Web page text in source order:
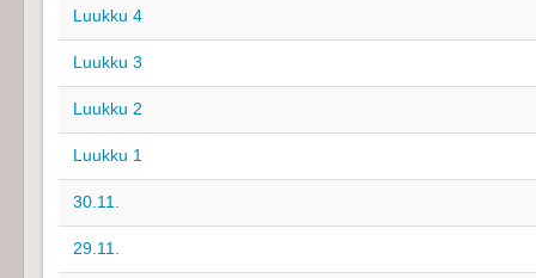
Luukku 4
Luukku 3
Luukku 2
Luukku 1
30.11.
29.11.